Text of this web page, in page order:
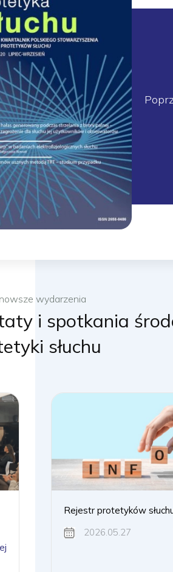
wydarzenia
i spotkania
słuchu
Rejestr protetyków
2026.05.27